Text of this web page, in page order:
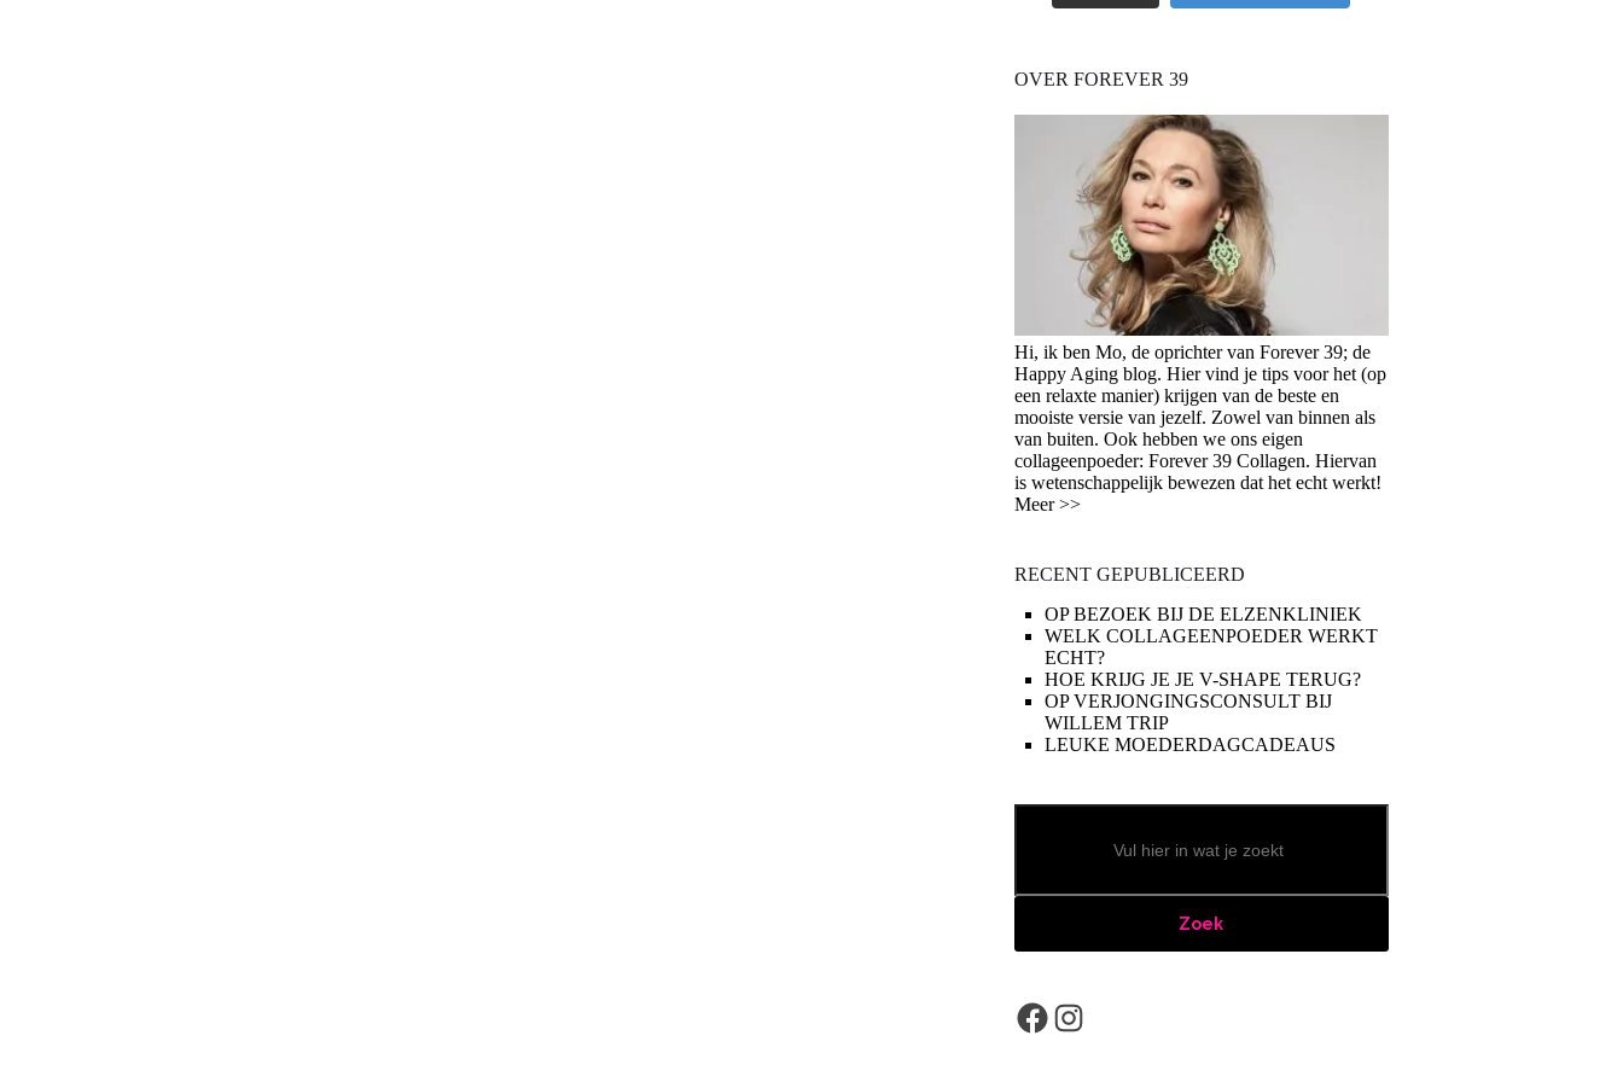
OVER FOREVER 39
Hi, ik ben Mo, de oprichter van Forever 39; de
Happy Aging blog. Hier vind je tips voor het (op
een relaxte manier) krijgen van de beste en
mooiste versie van jezelf. Zowel van binnen als
van buiten. Ook hebben we ons eigen
collageenpoeder: Forever 39 Collagen. Hiervan
is wetenschappelijk bewezen dat het echt werkt!
Meer >>
RECENT GEPUBLICEERD
OP BEZOEK BIJ DE ELZENKLINIEK
WELK COLLAGEENPOEDER WERKT
ECHT?
HOE KRIJG JE JE V-SHAPE TERUG?
OP VERJONGINGSCONSULT BIJ
WILLEM TRIP
LEUKE MOEDERDAGCADEAUS
Zoeken
Zoek
Facebook
Instagram